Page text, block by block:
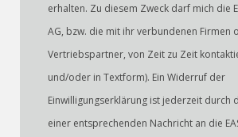
erhalten. Zu diesem Zweck darf mich die
AG, bzw. die mit ihr verbundenen Firmen
Vertriebspartner, von Zeit zu Zeit
und/oder in Textform). Ein Widerruf der
Einwilligungserklärung ist jederzeit durch
einer entsprechenden Nachricht an die